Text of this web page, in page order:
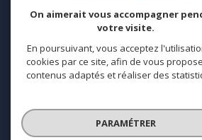
© 2026 | TOUS DROITS RÉSERVÉS | TRADUCTION
NOS HONORAIRES
NOS LIENS
POLITIQUE RGPD
On aimerait vous accompagner
votre visite.
En poursuivant, vous acceptez
cookies par ce site, afin de vous
contenus adaptés et réaliser des
PARAMÉTRER